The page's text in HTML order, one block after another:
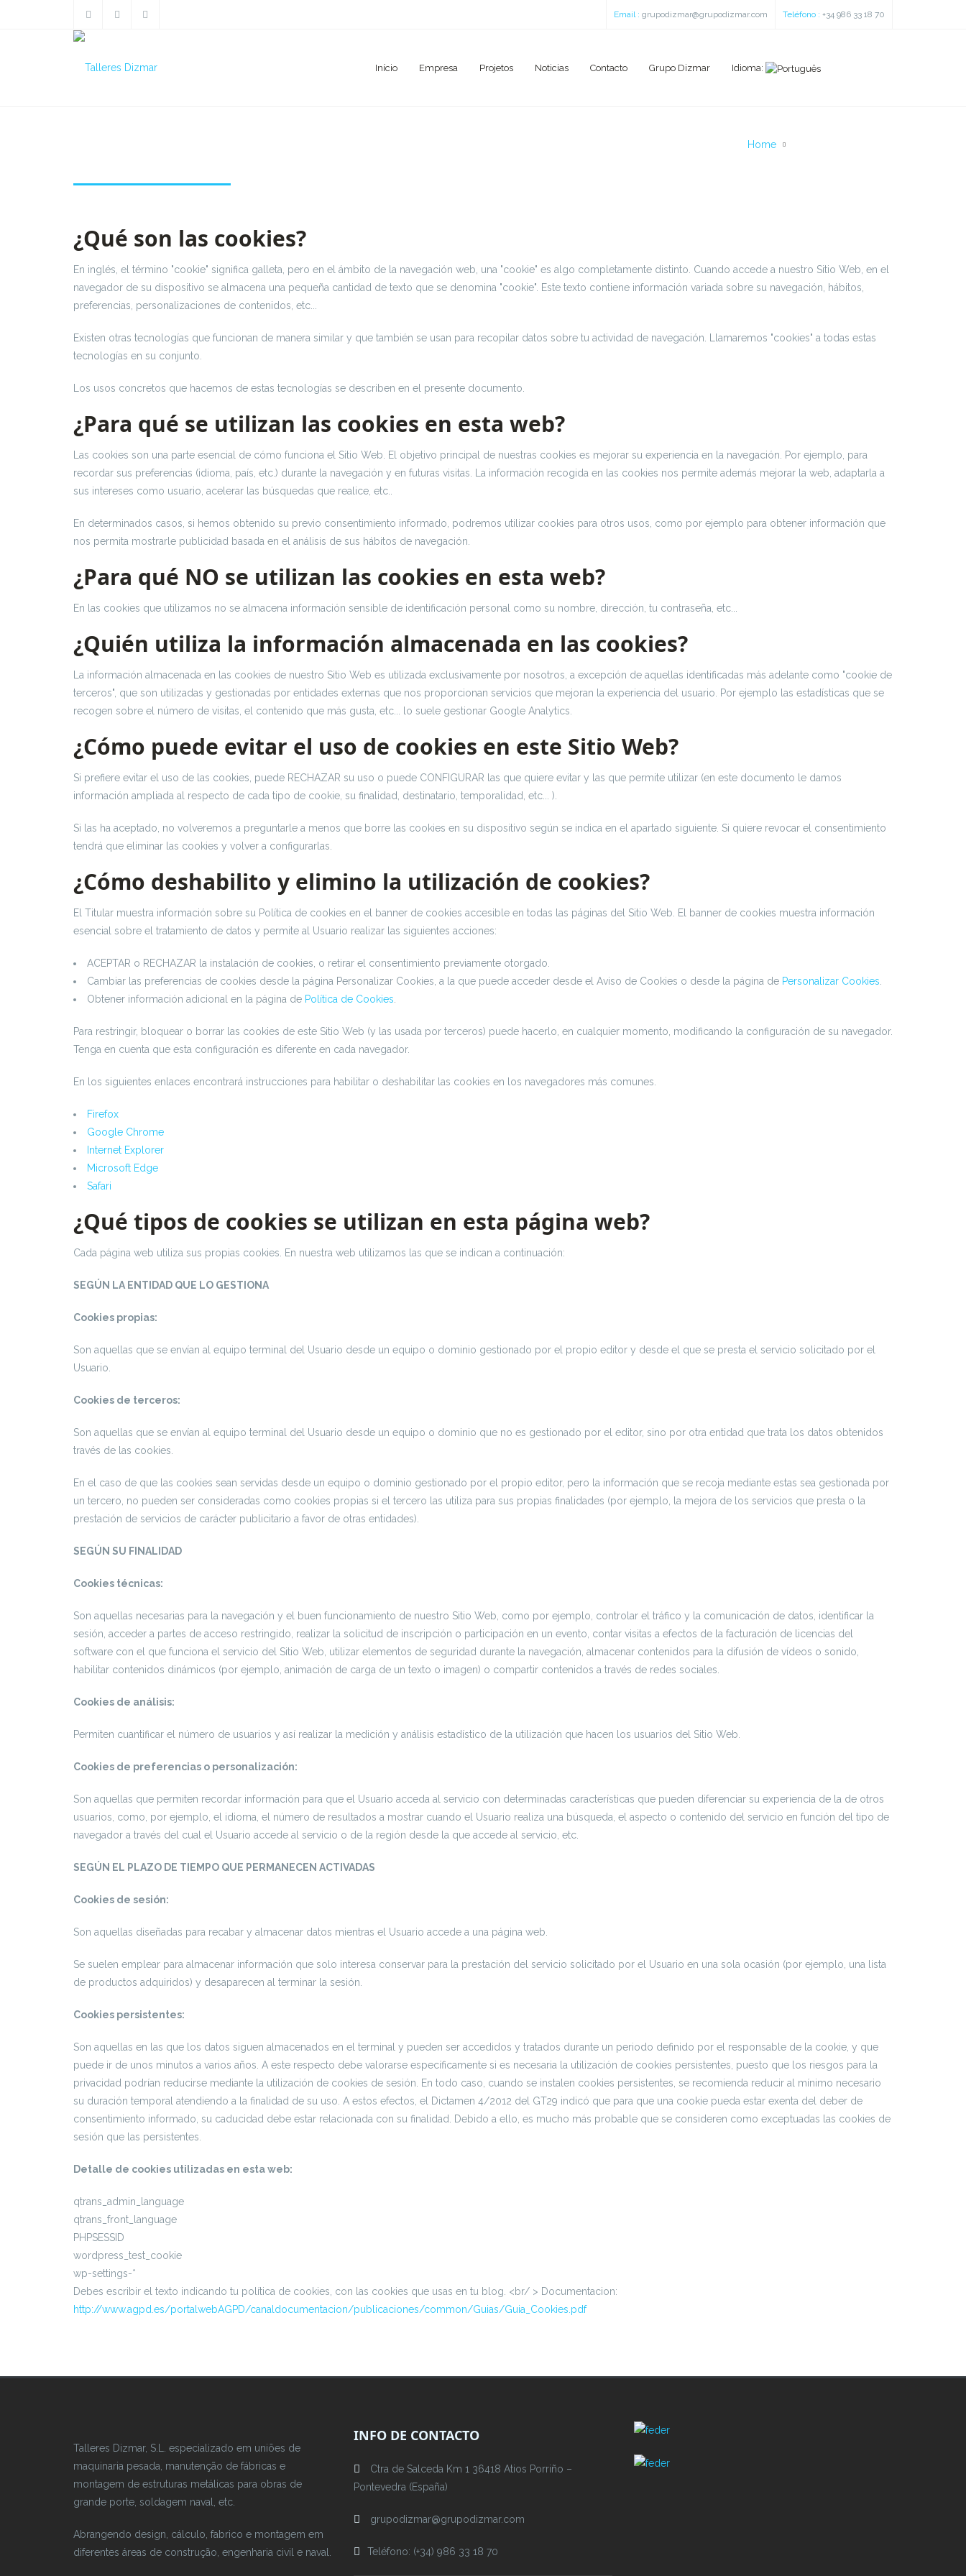
Email : grupodizmar@grupodizmar.com Teléfono : +34 986 33 18 70
Início Empresa Projetos Noticias Contacto Grupo Dizmar Idioma:
Home
¿Qué son las cookies?
En inglés, el término "cookie" significa galleta, pero en el ámbito de la navegación web, una "cookie" es algo completamente distinto. Cuando accede a nuestro Sitio Web, en el
navegador de su dispositivo se almacena una pequeña cantidad de texto que se denomina "cookie". Este texto contiene información variada sobre su navegación, hábitos,
preferencias, personalizaciones de contenidos, etc...
Existen otras tecnologías que funcionan de manera similar y que también se usan para recopilar datos sobre tu actividad de navegación. Llamaremos "cookies" a todas estas
tecnologías en su conjunto.
Los usos concretos que hacemos de estas tecnologías se describen en el presente documento.
¿Para qué se utilizan las cookies en esta web?
Las cookies son una parte esencial de cómo funciona el Sitio Web. El objetivo principal de nuestras cookies es mejorar su experiencia en la navegación. Por ejemplo, para
recordar sus preferencias (idioma, país, etc.) durante la navegación y en futuras visitas. La información recogida en las cookies nos permite además mejorar la web, adaptarla a
sus intereses como usuario, acelerar las búsquedas que realice, etc..
En determinados casos, si hemos obtenido su previo consentimiento informado, podremos utilizar cookies para otros usos, como por ejemplo para obtener información que
nos permita mostrarle publicidad basada en el análisis de sus hábitos de navegación.
¿Para qué NO se utilizan las cookies en esta web?
En las cookies que utilizamos no se almacena información sensible de identificación personal como su nombre, dirección, tu contraseña, etc...
¿Quién utiliza la información almacenada en las cookies?
La información almacenada en las cookies de nuestro Sitio Web es utilizada exclusivamente por nosotros, a excepción de aquellas identificadas más adelante como "cookie de
terceros", que son utilizadas y gestionadas por entidades externas que nos proporcionan servicios que mejoran la experiencia del usuario. Por ejemplo las estadísticas que se
recogen sobre el número de visitas, el contenido que más gusta, etc... lo suele gestionar Google Analytics.
¿Cómo puede evitar el uso de cookies en este Sitio Web?
Si prefiere evitar el uso de las cookies, puede RECHAZAR su uso o puede CONFIGURAR las que quiere evitar y las que permite utilizar (en este documento le damos
información ampliada al respecto de cada tipo de cookie, su finalidad, destinatario, temporalidad, etc... ).
Si las ha aceptado, no volveremos a preguntarle a menos que borre las cookies en su dispositivo según se indica en el apartado siguiente. Si quiere revocar el consentimiento
tendrá que eliminar las cookies y volver a configurarlas.
¿Cómo deshabilito y elimino la utilización de cookies?
El Titular muestra información sobre su Política de cookies en el banner de cookies accesible en todas las páginas del Sitio Web. El banner de cookies muestra información
esencial sobre el tratamiento de datos y permite al Usuario realizar las siguientes acciones:
ACEPTAR o RECHAZAR la instalación de cookies, o retirar el consentimiento previamente otorgado.
Cambiar las preferencias de cookies desde la página Personalizar Cookies, a la que puede acceder desde el Aviso de Cookies o desde la página de Personalizar Cookies
Obtener información adicional en la página de Política de Cookies
Para restringir, bloquear o borrar las cookies de este Sitio Web (y las usada por terceros) puede hacerlo, en cualquier momento, modificando la configuración de su navegador.
Tenga en cuenta que esta configuración es diferente en cada navegador.
En los siguientes enlaces encontrará instrucciones para habilitar o deshabilitar las cookies en los navegadores más comunes.
Firefox
Google Chrome
Internet Explorer
Microsoft Edge
Safari
¿Qué tipos de cookies se utilizan en esta página web?
Cada página web utiliza sus propias cookies. En nuestra web utilizamos las que se indican a continuación:
SEGÚN LA ENTIDAD QUE LO GESTIONA
Cookies propias:
Son aquellas que se envían al equipo terminal del Usuario desde un equipo o dominio gestionado por el propio editor y desde el que se presta el servicio solicitado por el
Usuario.
Cookies de terceros:
Son aquellas que se envían al equipo terminal del Usuario desde un equipo o dominio que no es gestionado por el editor, sino por otra entidad que trata los datos obtenidos
través de las cookies.
En el caso de que las cookies sean servidas desde un equipo o dominio gestionado por el propio editor, pero la información que se recoja mediante estas sea gestionada por
un tercero, no pueden ser consideradas como cookies propias si el tercero las utiliza para sus propias finalidades (por ejemplo, la mejora de los servicios que presta o la
prestación de servicios de carácter publicitario a favor de otras entidades).
SEGÚN SU FINALIDAD
Cookies técnicas:
Son aquellas necesarias para la navegación y el buen funcionamiento de nuestro Sitio Web, como por ejemplo, controlar el tráfico y la comunicación de datos, identificar la
sesión, acceder a partes de acceso restringido, realizar la solicitud de inscripción o participación en un evento, contar visitas a efectos de la facturación de licencias del
software con el que funciona el servicio del Sitio Web, utilizar elementos de seguridad durante la navegación, almacenar contenidos para la difusión de vídeos o sonido,
habilitar contenidos dinámicos (por ejemplo, animación de carga de un texto o imagen) o compartir contenidos a través de redes sociales.
Cookies de análisis:
Permiten cuantificar el número de usuarios y así realizar la medición y análisis estadístico de la utilización que hacen los usuarios del Sitio Web.
Cookies de preferencias o personalización:
Son aquellas que permiten recordar información para que el Usuario acceda al servicio con determinadas características que pueden diferenciar su experiencia de la de otros
usuarios, como, por ejemplo, el idioma, el número de resultados a mostrar cuando el Usuario realiza una búsqueda, el aspecto o contenido del servicio en función del tipo de
navegador a través del cual el Usuario accede al servicio o de la región desde la que accede al servicio, etc.
SEGÚN EL PLAZO DE TIEMPO QUE PERMANECEN ACTIVADAS
Cookies de sesión:
Son aquellas diseñadas para recabar y almacenar datos mientras el Usuario accede a una página web.
Se suelen emplear para almacenar información que solo interesa conservar para la prestación del servicio solicitado por el Usuario en una sola ocasión (por ejemplo, una lista
de productos adquiridos) y desaparecen al terminar la sesión.
Cookies persistentes:
Son aquellas en las que los datos siguen almacenados en el terminal y pueden ser accedidos y tratados durante un periodo definido por el responsable de la cookie, y que
puede ir de unos minutos a varios años. A este respecto debe valorarse específicamente si es necesaria la utilización de cookies persistentes, puesto que los riesgos para la
privacidad podrían reducirse mediante la utilización de cookies de sesión. En todo caso, cuando se instalen cookies persistentes, se recomienda reducir al mínimo necesario
su duración temporal atendiendo a la finalidad de su uso. A estos efectos, el Dictamen 4/2012 del GT29 indicó que para que una cookie pueda estar exenta del deber de
consentimiento informado, su caducidad debe estar relacionada con su finalidad. Debido a ello, es mucho más probable que se consideren como exceptuadas las cookies de
sesión que las persistentes.
Detalle de cookies utilizadas en esta web:
qtrans_admin_language
qtrans_front_language
PHPSESSID
wordpress_test_cookie
wp-settings-*
Debes escribir el texto indicando tu política de cookies, con las cookies que usas en tu blog. <br/ > Documentacion:
http://www.agpd.es/portalwebAGPD/canaldocumentacion/publicaciones/common/Guias/Guia_Cookies.pdf
Talleres Dizmar, S.L. especializado em uniões de
maquinaria pesada, manutenção de fábricas e
montagem de estruturas metálicas para obras de
grande porte, soldagem naval, etc.
Abrangendo design, cálculo, fabrico e montagem em
diferentes áreas de construção, engenharia civil e naval.
INFO DE CONTACTO
Ctra de Salceda Km 1 36418 Atios Porriño –
Pontevedra (España)
grupodizmar@grupodizmar.com
Teléfono: (+34) 986 33 18 70